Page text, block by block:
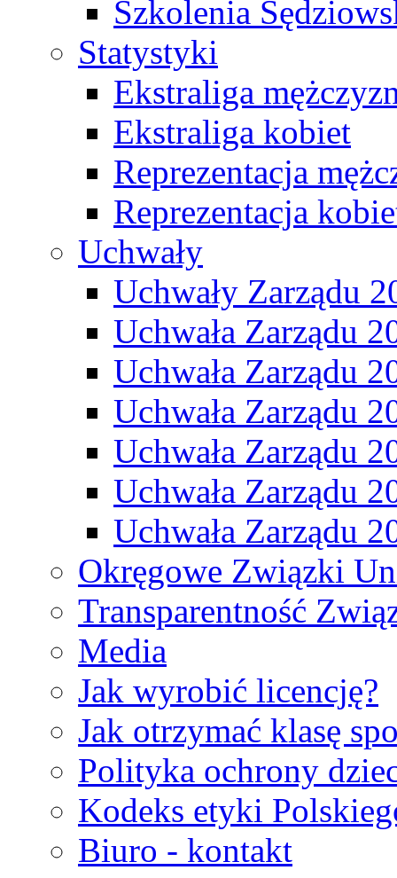
Szkolenia
Statystyki
Ekstraliga
Ekstraliga kobiet
Reprezentacja
Reprezentacja
Uchwały
Uchwały Zarządu
Uchwała Zarządu
Uchwała Zarządu
Uchwała Zarządu
Uchwała Zarządu
Uchwała Zarządu
Uchwała Zarządu
Okręgowe Związki
Transparentność
Media
Jak wyrobić licencję?
Jak otrzymać klasę
Polityka ochrony
Kodeks etyki
Biuro - kontakt